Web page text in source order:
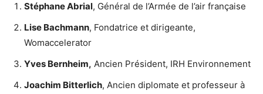
Stéphane Abrial, Général de l’Armée de l’air française
Lise Bachmann, Fondatrice et dirigeante,
Womaccelerator
Yves Bernheim, Ancien Président, IRH Environnement
Joachim Bitterlich, Ancien diplomate et professeur à